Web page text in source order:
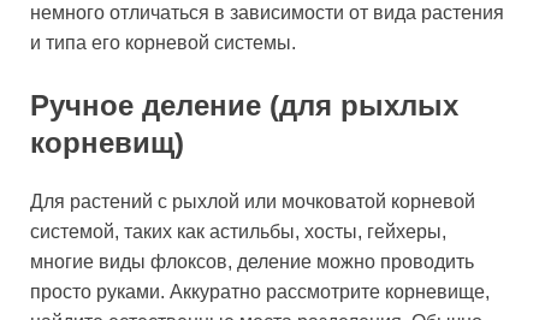
немного отличаться в зависимости от вида растения
и типа его корневой системы.
Ручное деление (для рыхлых
корневищ)
Для растений с рыхлой или мочковатой корневой
системой, таких как астильбы, хосты, гейхеры,
многие виды флоксов, деление можно проводить
просто руками. Аккуратно рассмотрите корневище,